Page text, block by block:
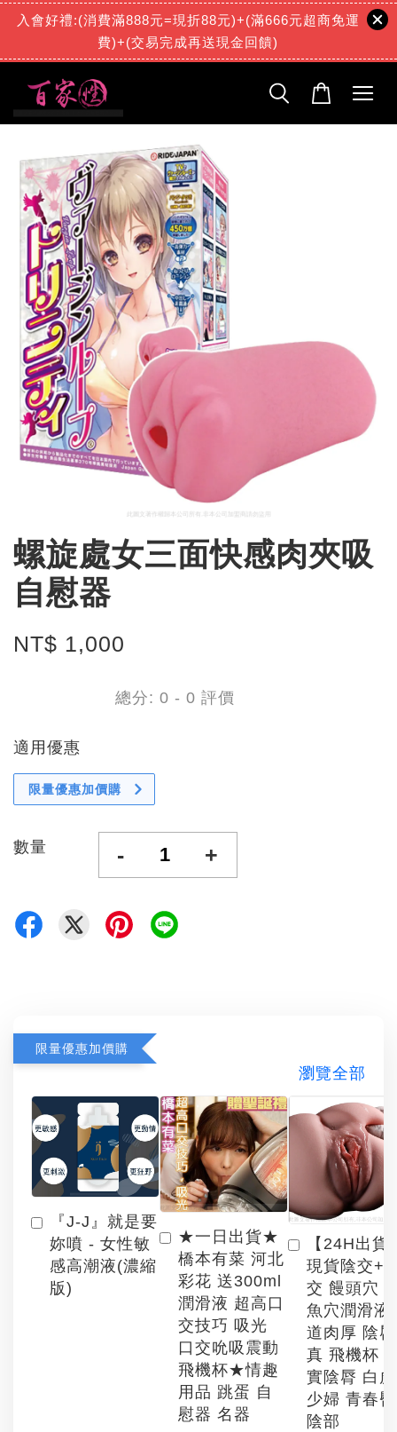
入會好禮:(消費滿888元=現折88元)+(滿666元超商免運
費)+(交易完成再送現金回饋)
螺旋處女三面快感肉夾吸
自慰器
NT$ 1,000
總分: 0 - 0 評價
適用優惠
限量優惠加價購
數量 - +
限量優惠加價購
瀏覽全部
『J-J』就是要
妳噴 - 女性敏
感高潮液(濃縮
版)
★一日出貨★
橋本有菜 河北
彩花 送300ml
潤滑液 超高口
交技巧 吸光
口交吮吸震動
飛機杯★情趣
用品 跳蛋 自
慰器 名器
【24H出貨
現貨陰交+
交 饅頭穴
魚穴潤滑液
道肉厚 陰
真 飛機杯
實陰脣 白
少婦 青春臀
陰部